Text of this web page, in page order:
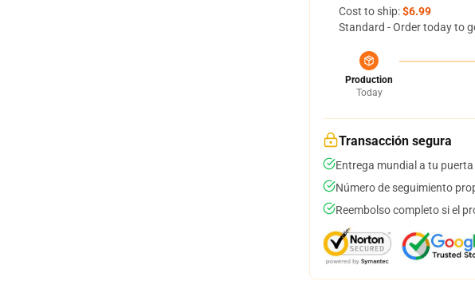
Cost to ship:$6.99
Standard - Order today to
Production
Today
Transacción segura
Entrega mundial a tu puerta
Número de seguimiento
Reembolso completo si el